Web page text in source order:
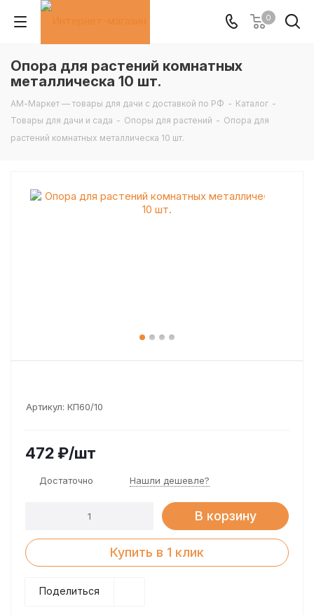
0
Опора для растений комнатных
металлическа 10 шт.
АМ-Маркет — товары для дачи с доставкой по РФ - Каталог -
Товары для дачи и сада - Опоры для растений - Опора для
растений комнатных металлическа 10 шт.
Артикул: КП60/10
472₽/шт
Достаточно Нашли дешевле?
В корзину
Купить в 1 клик
Поделиться